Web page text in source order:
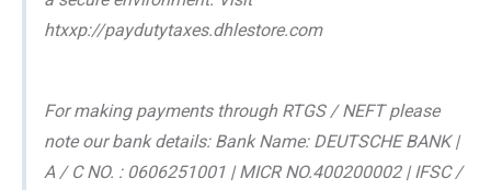
htxxp://paydutytaxes.dhlestore.com
For making payments through RTGS / NEFT please
note our bank details: Bank Name: DEUTSCHE BANK |
A / C NO. : 0606251001 | MICR NO.400200002 | IFSC /